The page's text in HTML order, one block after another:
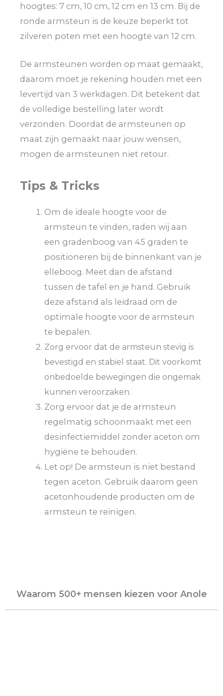
hoogtes: 7 cm, 10 cm, 12 cm en 13 cm. Bij de
ronde armsteun is de keuze beperkt tot
zilveren poten met een hoogte van 12 cm.
De armsteunen worden op maat gemaakt,
daarom moet je rekening houden met een
levertijd van 3 werkdagen. Dit betekent dat
de volledige bestelling later wordt
verzonden. Doordat de armsteunen op
maat zijn gemaakt naar jouw wensen,
mogen de armsteunen niet retour.
Tips & Tricks
Om de ideale hoogte voor de
armsteun te vinden, raden wij aan
een gradenboog van 45 graden te
positioneren bij de binnenkant van je
elleboog. Meet dan de afstand
tussen de tafel en je hand. Gebruik
deze afstand als leidraad om de
optimale hoogte voor de armsteun
te bepalen.
Zorg ervoor dat de armsteun stevig is
bevestigd en stabiel staat. Dit voorkomt
onbedoelde bewegingen die ongemak
kunnen veroorzaken.
Zorg ervoor dat je de armsteun
regelmatig schoonmaakt met een
desinfectiemiddel zonder aceton om
hygiëne te behouden.
Let op! De armsteun is niet bestand
tegen aceton. Gebruik daarom geen
acetonhoudende producten om de
armsteun te reinigen.
Waarom 500+ mensen kiezen voor Anole